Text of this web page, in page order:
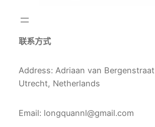
联系方式
Address: Adriaan van
Utrecht, Netherlands
Email: longquannl@gmail.com